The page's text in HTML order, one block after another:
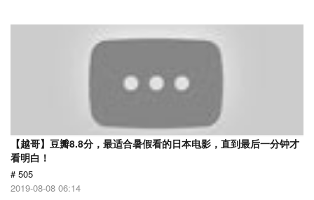
【越哥】豆瓣8.8分，最适合暑假看的日本电影，直到最后一分钟才
看明白！
# 505
2019-08-08 06:14